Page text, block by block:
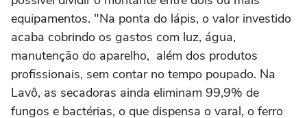
equipamentos. "Na ponta do lápis, o valor investido
acaba cobrindo os gastos com luz, água,
manutenção do aparelho, além dos produtos
profissionais, sem contar no tempo poupado. Na
Lavô, as secadoras ainda eliminam 99,9% de
fungos e bactérias, o que dispensa o varal, o ferro